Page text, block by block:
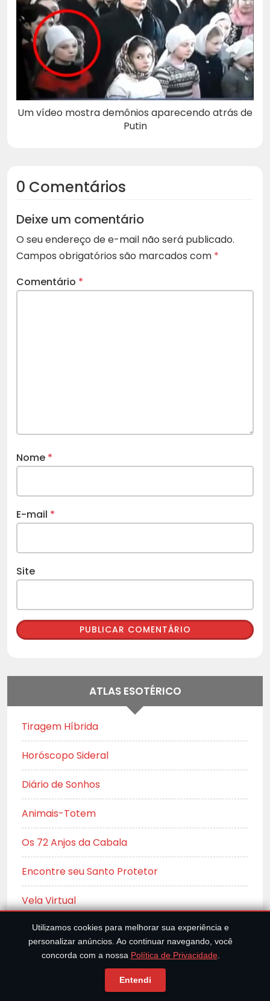
Um vídeo mostra demônios aparecendo atrás de
Putin
0 Comentários
Deixe um comentário
O seu endereço de e-mail não será publicado.
Campos obrigatórios são marcados com *
Comentário *
Nome *
E-mail *
Site
ATLAS ESOTÉRICO
Tiragem Híbrida
Horóscopo Sideral
Diário de Sonhos
Animais-Totem
Os 72 Anjos da Cabala
Encontre seu Santo Protetor
Vela Virtual
Numerologia
Bola de Cristal
Constelação Familiar
Utilizamos cookies para melhorar sua experiência e
personalizar anúncios. Ao continuar navegando, você
concorda com a nossa Política de Privacidade.
Entendi